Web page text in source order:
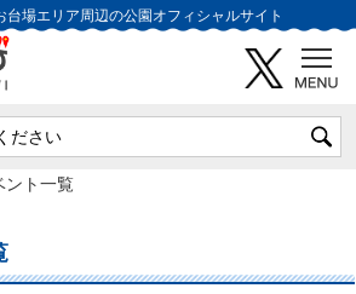
台場エリア周辺の公園オフィシャルサイト
ント一覧